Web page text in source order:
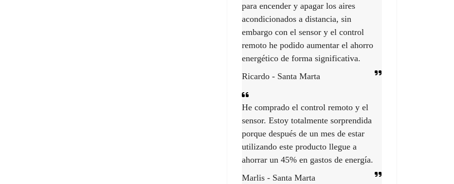
para encender y apagar los aires
acondicionados a distancia, sin
embargo con el sensor y el control
remoto he podido aumentar el ahorro
energético de forma significativa.
Ricardo - Santa Marta
He comprado el control remoto y el
sensor. Estoy totalmente sorprendida
porque después de un mes de estar
utilizando este producto llegue a
ahorrar un 45% en gastos de energía.
Marlis - Santa Marta